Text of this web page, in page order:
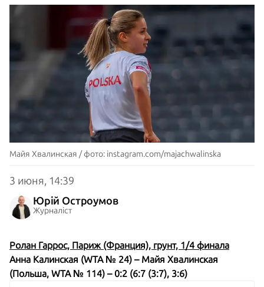
Майя Хвалинская / фото: instagram.com/majachwalinska
3 июня, 14:39
Юрій Остроумов
Журналіст
Ролан Гаррос, Париж (Франция), грунт, 1/4 финала
Анна Калинская (WTA № 24) – Майя Хвалинская
(Польша, WTA № 114) – 0:2 (6:7 (3:7), 3:6)